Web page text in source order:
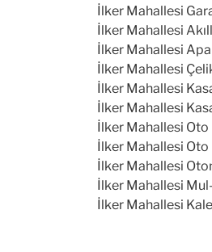
İlker Mahallesi
İlker Mahallesi
İlker Mahallesi
İlker Mahallesi
İlker Mahallesi
İlker Mahallesi
İlker Mahallesi Oto
İlker Mahallesi Oto
İlker Mahallesi
İlker Mahallesi
İlker Mahallesi